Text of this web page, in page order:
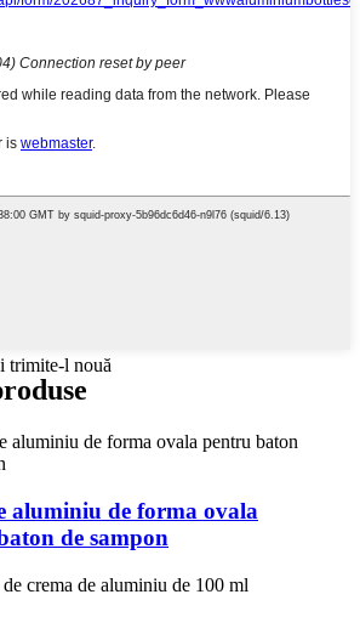
trimite-l nouă
aluminiu de forma ovala
de sampon